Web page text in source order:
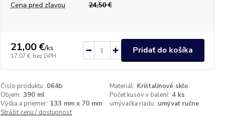
Cena pred zľavou
24,50 €
21,00 €/ks
17,07 € bez DPH
Pridať do košíka
Číslo produktu: 064b Materiál: Krištalínové sklo
Objem: 390 ml Počet kusov v balení: 4 ks
Výška a priemer: 133 mm x 70 mm umývačka riadu: umývať ručne
Strážiť cenu / dostupnosť